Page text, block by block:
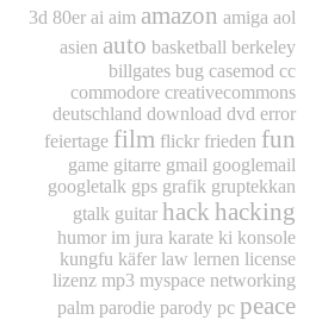
3d 80er ai aim amazon amiga aol
asien auto basketball berkeley
billgates bug casemod cc
commodore creativecommons
deutschland download dvd error
feiertage film flickr frieden fun
game gitarre gmail googlemail
googletalk gps grafik gruptekkan
gtalk guitar hack hacking
humor im jura karate ki konsole
kungfu käfer law lernen license
lizenz mp3 myspace networking
palm parodie parody pc peace